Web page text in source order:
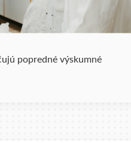
popredné výskumné